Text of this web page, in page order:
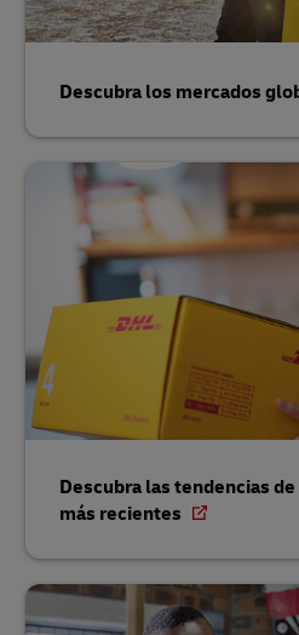
Descubra los mercados
Descubra las tendencias
más recientes